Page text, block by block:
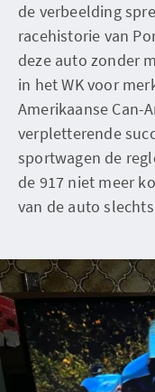
de verbeelding
racehistorie van
deze auto zonder
in het WK voor
Amerikaanse Can-
verpletterende
sportwagen de
de 917 niet meer
van de auto